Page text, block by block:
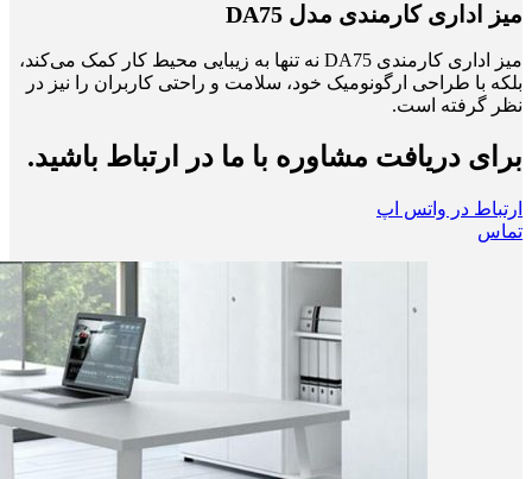
میز اداری کارمندی مدل DA75
میز اداری کارمندی DA75 نه تنها به زیبایی محیط کار کمک می‌کند،
بلکه با طراحی ارگونومیک خود، سلامت و راحتی کاربران را نیز در
نظر گرفته است.
برای دریافت مشاوره با ما در ارتباط باشید.
ارتباط در واتس اپ
تماس